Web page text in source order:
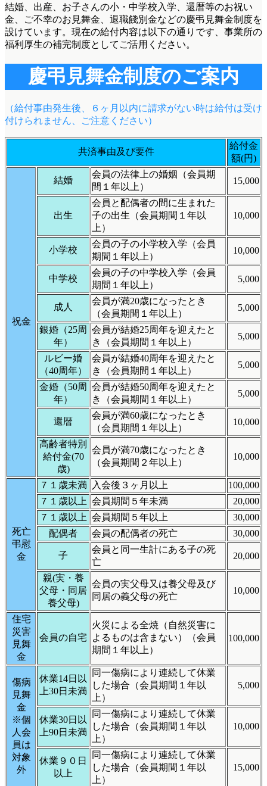
結婚、出産、お子さんの小・中学校入学、還暦等のお祝い
金、ご不幸のお見舞金、退職餞別金などの慶弔見舞金制度を
設けています。現在の給付内容は以下の通りです、事業所の
福利厚生の補完制度としてご活用ください。
慶弔見舞金制度のご案内
（給付事由発生後、６ヶ月以内に請求がない時は給付は受け
付けられません、ご注意ください）
共済事由及び要件
給付金
額(円)
祝金
結婚
会員の法律上の婚姻（会員期
間１年以上）
15,000
出生
会員と配偶者の間に生まれた
子の出生（会員期間１年以
上）
10,000
小学校
会員の子の小学校入学（会員
期間１年以上）
10,000
中学校
会員の子の中学校入学（会員
期間１年以上）
5,000
成人
会員が満20歳になったとき
（会員期間１年以上）
5,000
銀婚（25周
年）
会員が結婚25周年を迎えたと
き（会員期間１年以上）
5,000
ルビー婚
（40周年）
会員が結婚40周年を迎えたと
き（会員期間１年以上）
5,000
金婚（50周
年）
会員が結婚50周年を迎えたと
き（会員期間１年以上）
5,000
還暦
会員が満60歳になったとき
（会員期間１年以上）
10,000
高齢者特別
給付金(70
歳)
会員が満70歳になったとき
（会員期間２年以上）
10,000
死亡
弔慰
金
７１歳未満 入会後３ヶ月以上
100,000
７１歳以上 会員期間５年未満
20,000
７１歳以上 会員期間５年以上
30,000
配偶者
会員の配偶者の死亡 30,000
子
会員と同一生計にある子の死
亡
20,000
親(実・養
父母・同居
養父母)
会員の実父母又は養父母及び
同居の義父母の死亡
10,000
住宅
災害
見舞
金
会員の自宅
火災による全焼（自然災害に
よるものは含まない）（会員
期間１年以上）
100,000
傷病
見舞
金
※個
人会
員は
対象
外
休業14日以
上30日未満
同一傷病により連続して休業
した場合（会員期間１年以
上）
5,000
休業30日以
上90日未満
同一傷病により連続して休業
した場合（会員期間１年以
上）
10,000
休業９０日
以上
同一傷病により連続して休業
した場合（会員期間１年以
上）
15,000